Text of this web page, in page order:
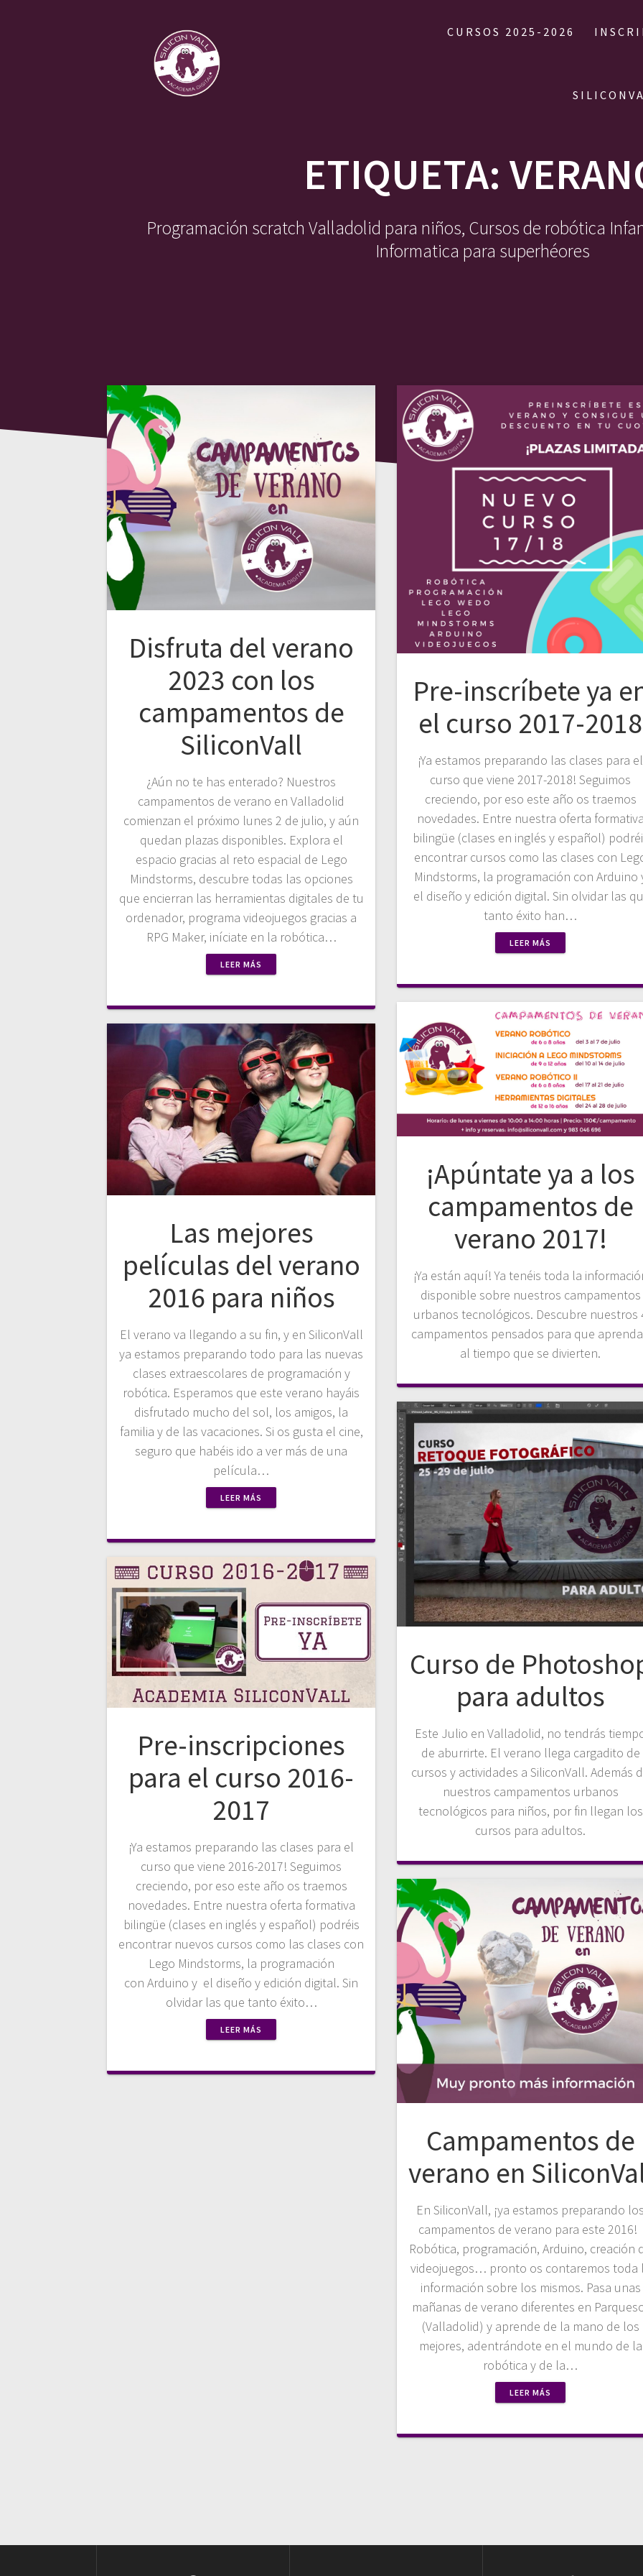
CURSOS 2025-2026
ETIQUETA:
Programación scratch Valladolid para niños, Cursos de robótica
Informatica para superhéores
Disfruta del verano
2023 con los
campamentos de
SiliconVall
¿Aún no te has enterado? Nuestros
campamentos de verano en Valladolid
comienzan el próximo lunes 2 de julio, y aún
quedan plazas disponibles. Explora el
espacio gracias al reto espacial de Lego
Mindstorms, descubre todas las opciones
que encierran las herramientas digitales de tu
ordenador, programa videojuegos gracias a
RPG Maker, iníciate en la robótica…
LEER MÁS
Pre-inscríbete ya
el curso 2017-2018
¡Ya estamos preparando las clases para el
curso que viene 2017-2018! Seguimos
creciendo, por eso este año os traemos
novedades. Entre nuestra oferta
bilingüe (clases en inglés y español)
encontrar cursos como las clases con
Mindstorms, la programación con Arduino
el diseño y edición digital. Sin olvidar las
tanto éxito han…
LEER MÁS
¡Apúntate ya a los
campamentos de
verano 2017!
¡Ya están aquí! Ya tenéis toda la
disponible sobre nuestros campamentos
urbanos tecnológicos. Descubre nuestros
campamentos pensados para que
al tiempo que se divierten.
Las mejores
películas del verano
2016 para niños
El verano va llegando a su fin, y en SiliconVall
ya estamos preparando todo para las nuevas
clases extraescolares de programación y
robótica. Esperamos que este verano hayáis
disfrutado mucho del sol, los amigos, la
familia y de las vacaciones. Si os gusta el cine,
seguro que habéis ido a ver más de una
película…
LEER MÁS
Curso de
para adultos
Este Julio en Valladolid, no tendrás
de aburrirte. El verano llega cargadito de
cursos y actividades a SiliconVall. Además
nuestros campamentos urbanos
tecnológicos para niños, por fin llegan los
cursos para adultos.
Pre-inscripciones
para el curso 2016-
2017
¡Ya estamos preparando las clases para el
curso que viene 2016-2017! Seguimos
creciendo, por eso este año os traemos
novedades. Entre nuestra oferta formativa
bilingüe (clases en inglés y español) podréis
encontrar nuevos cursos como las clases con
Lego Mindstorms, la programación
con Arduino y el diseño y edición digital. Sin
olvidar las que tanto éxito…
LEER MÁS
Campamentos de
verano en
En SiliconVall, ¡ya estamos preparando
campamentos de verano para este 2016!
Robótica, programación, Arduino, creación
videojuegos… pronto os contaremos toda
información sobre los mismos. Pasa unas
mañanas de verano diferentes en
(Valladolid) y aprende de la mano de los
mejores, adentrándote en el mundo de la
robótica y de la…
LEER MÁS